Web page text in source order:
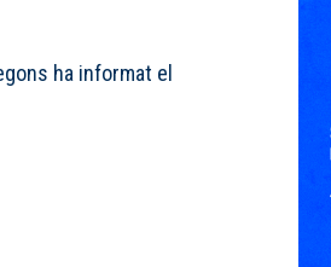
ha informat el